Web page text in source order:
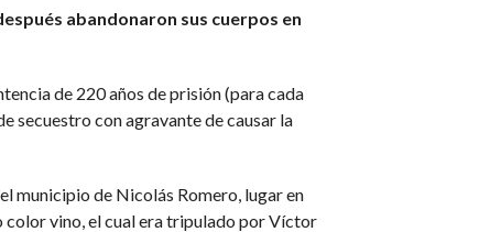
abandonaron sus cuerpos en
de 220 años de prisión (para cada
secuestro con agravante de causar la
municipio de Nicolás Romero, lugar en
color vino, el cual era tripulado por Víctor